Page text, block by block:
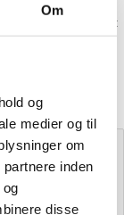
Om
og
medier og til
om
inden
disse
felter er markeret